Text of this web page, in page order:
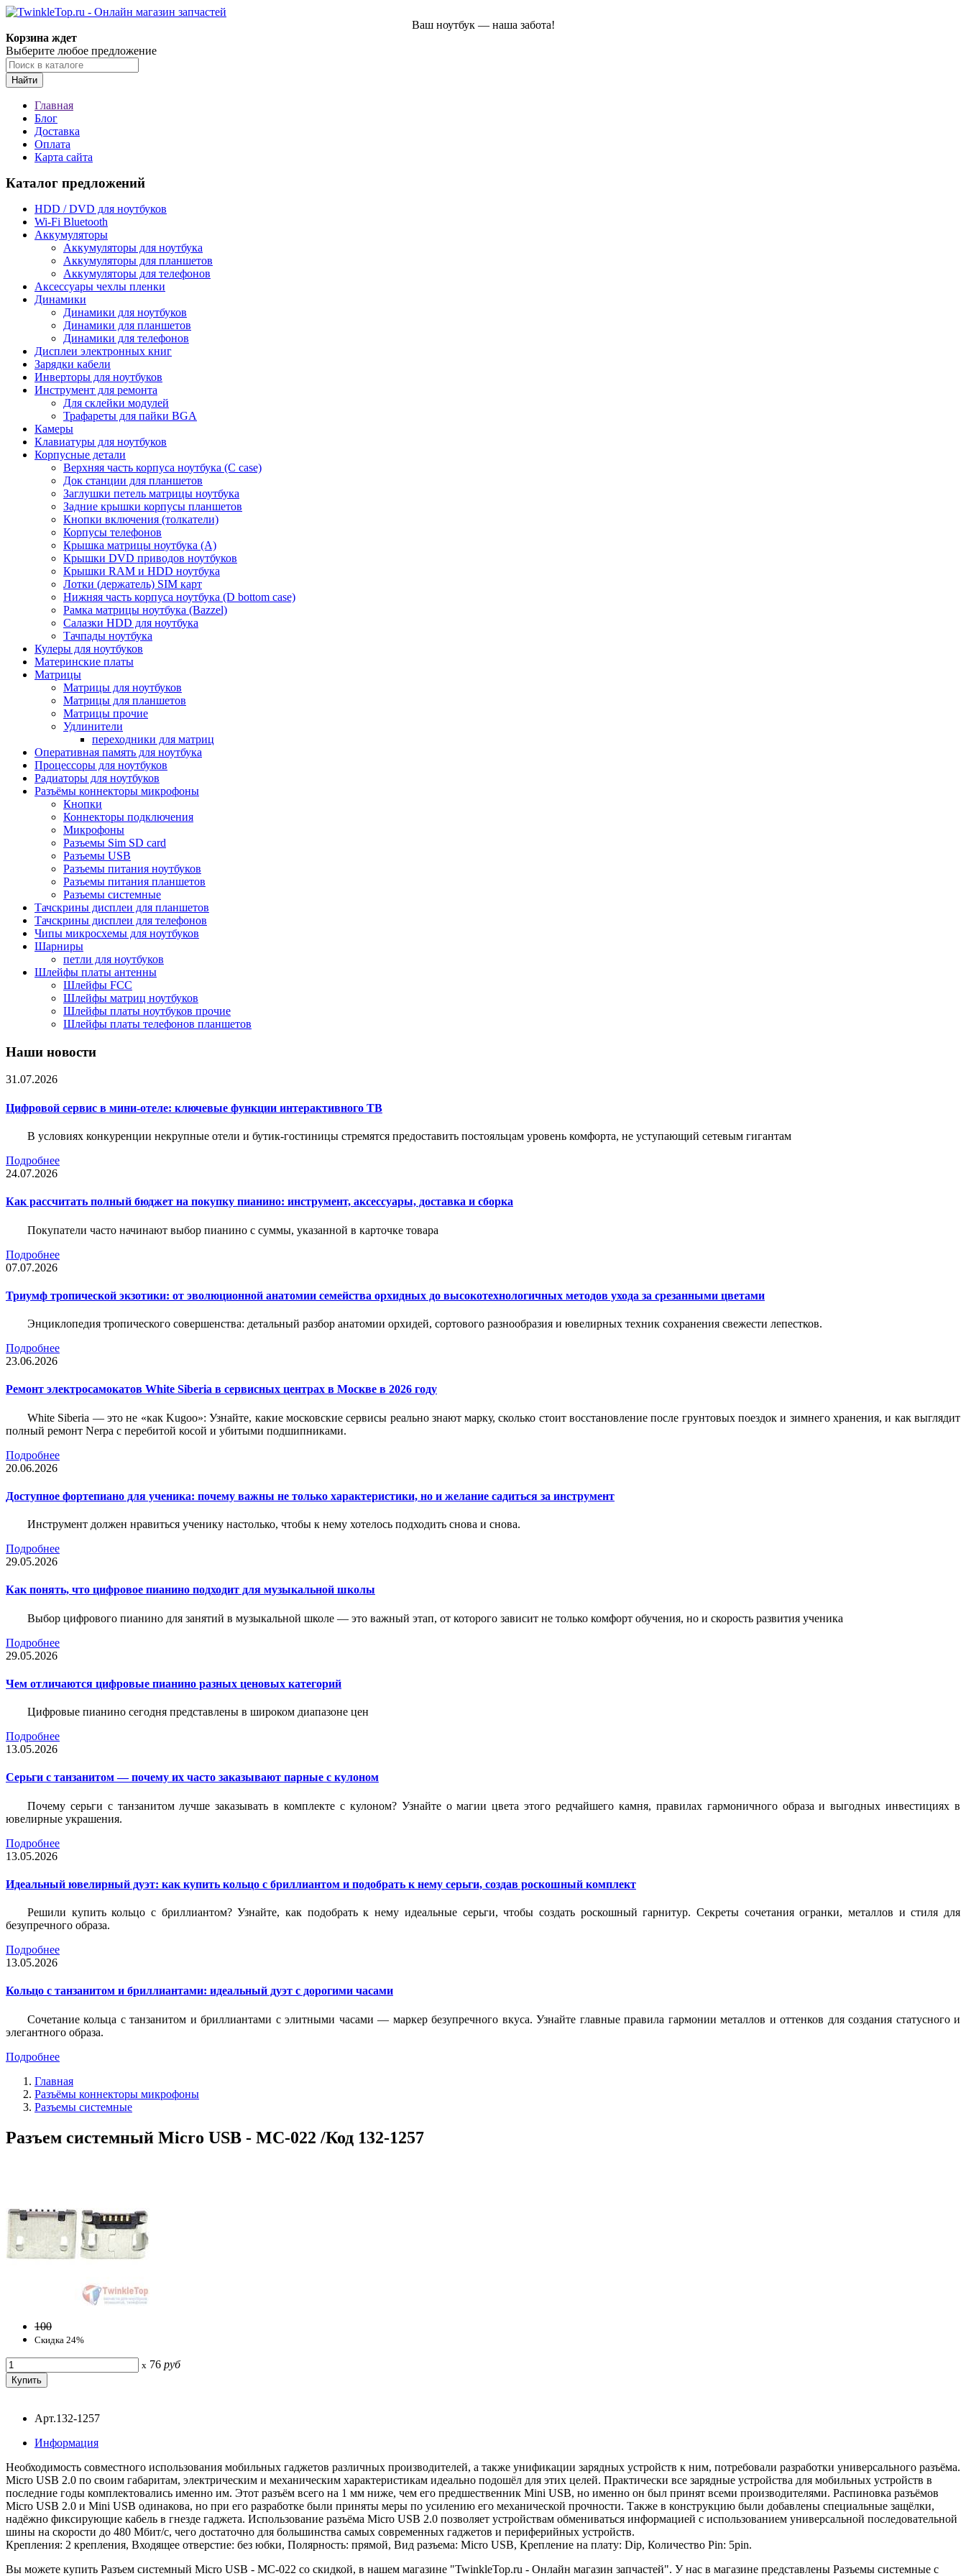
Ваш ноутбук — наша забота!
Корзина ждет
Выберите любое предложение
Найти
Главная
Блог
Доставка
Оплата
Карта сайта
Каталог предложений
HDD / DVD для ноутбуков
Wi-Fi Bluetooth
Аккумуляторы
Аккумуляторы для ноутбука
Аккумуляторы для планшетов
Аккумуляторы для телефонов
Аксессуары чехлы пленки
Динамики
Динамики для ноутбуков
Динамики для планшетов
Динамики для телефонов
Дисплеи электронных книг
Зарядки кабели
Инверторы для ноутбуков
Инструмент для ремонта
Для склейки модулей
Трафареты для пайки BGA
Камеры
Клавиатуры для ноутбуков
Корпусные детали
Верхняя часть корпуса ноутбука (С case)
Док станции для планшетов
Заглушки петель матрицы ноутбука
Задние крышки корпусы планшетов
Кнопки включения (толкатели)
Корпусы телефонов
Крышка матрицы ноутбука (A)
Крышки DVD приводов ноутбуков
Крышки RAM и HDD ноутбука
Лотки (держатель) SIM карт
Нижняя часть корпуса ноутбука (D bottom case)
Рамка матрицы ноутбука (Bazzel)
Салазки HDD для ноутбука
Тачпады ноутбука
Кулеры для ноутбуков
Материнские платы
Матрицы
Матрицы для ноутбуков
Матрицы для планшетов
Матрицы прочие
Удлинители
переходники для матриц
Оперативная память для ноутбука
Процессоры для ноутбуков
Радиаторы для ноутбуков
Разъёмы коннекторы микрофоны
Кнопки
Коннекторы подключения
Микрофоны
Разъемы Sim SD card
Разъемы USB
Разъемы питания ноутбуков
Разъемы питания планшетов
Разъемы системные
Тачскрины дисплеи для планшетов
Тачскрины дисплеи для телефонов
Чипы микросхемы для ноутбуков
Шарниры
петли для ноутбуков
Шлейфы платы антенны
Шлейфы FCC
Шлейфы матриц ноутбуков
Шлейфы платы ноутбуков прочие
Шлейфы платы телефонов планшетов
Наши новости
31.07.2026
Цифровой сервис в мини-отеле: ключевые функции интерактивного ТВ
В условиях конкуренции некрупные отели и бутик-гостиницы стремятся предоставить постояльцам уровень комфорта, не уступающий сетевым гигантам
Подробнее
24.07.2026
Как рассчитать полный бюджет на покупку пианино: инструмент, аксессуары, доставка и сборка
Покупатели часто начинают выбор пианино с суммы, указанной в карточке товара
Подробнее
07.07.2026
Триумф тропической экзотики: от эволюционной анатомии семейства орхидных до высокотехнологичных методов ухода за срезанными цветами
Энциклопедия тропического совершенства: детальный разбор анатомии орхидей, сортового разнообразия и ювелирных техник сохранения свежести лепестков.
Подробнее
23.06.2026
Ремонт электросамокатов White Siberia в сервисных центрах в Москве в 2026 году
White Siberia — это не «как Kugoo»: Узнайте, какие московские сервисы реально знают марку, сколько стоит восстановление после грунтовых поездок и зимнего хранения, и как выглядит
полный ремонт Nerpa с перебитой косой и убитыми подшипниками.
Подробнее
20.06.2026
Доступное фортепиано для ученика: почему важны не только характеристики, но и желание садиться за инструмент
Инструмент должен нравиться ученику настолько, чтобы к нему хотелось подходить снова и снова.
Подробнее
29.05.2026
Как понять, что цифровое пианино подходит для музыкальной школы
Выбор цифрового пианино для занятий в музыкальной школе — это важный этап, от которого зависит не только комфорт обучения, но и скорость развития ученика
Подробнее
29.05.2026
Чем отличаются цифровые пианино разных ценовых категорий
Цифровые пианино сегодня представлены в широком диапазоне цен
Подробнее
13.05.2026
Серьги с танзанитом — почему их часто заказывают парные с кулоном
Почему серьги с танзанитом лучше заказывать в комплекте с кулоном? Узнайте о магии цвета этого редчайшего камня, правилах гармоничного образа и выгодных инвестициях в
ювелирные украшения.
Подробнее
13.05.2026
Идеальный ювелирный дуэт: как купить кольцо с бриллиантом и подобрать к нему серьги, создав роскошный комплект
Решили купить кольцо с бриллиантом? Узнайте, как подобрать к нему идеальные серьги, чтобы создать роскошный гарнитур. Секреты сочетания огранки, металлов и стиля для
безупречного образа.
Подробнее
13.05.2026
Кольцо с танзанитом и бриллиантами: идеальный дуэт с дорогими часами
Сочетание кольца с танзанитом и бриллиантами с элитными часами — маркер безупречного вкуса. Узнайте главные правила гармонии металлов и оттенков для создания статусного и
элегантного образа.
Подробнее
Главная
Разъёмы коннекторы микрофоны
Разъемы системные
Разъем системный Micro USB - MC-022 /Код 132-1257
100
Скидка 24%
x 76 руб
Арт.132-1257
Информация
Необходимость совместного использования мобильных гаджетов различных производителей, а также унификации зарядных устройств к ним, потребовали разработки универсального разъёма.
Мicro USB 2.0 по своим габаритам, электрическим и механическим характеристикам идеально подошёл для этих целей. Практически все зарядные устройства для мобильных устройств в
последние годы комплектовались именно им. Этот разъём всего на 1 мм ниже, чем его предшественник Mini USB, но именно он был принят всеми производителями. Распиновка разъёмов
Мicro USB 2.0 и Mini USB одинакова, но при его разработке были приняты меры по усилению его механической прочности. Также в конструкцию были добавлены специальные защёлки,
надёжно фиксирующие кабель в гнезде гаджета. Использование разъёма Мicro USB 2.0 позволяет устройствам обмениваться информацией с использованием универсальной последовательной
шины на скорости до 480 Мбит/с, чего достаточно для большинства самых современных гаджетов и периферийных устройств.
Крепления: 2 крепления, Входящее отверстие: без юбки, Полярность: прямой, Вид разъема: Micro USB, Крепление на плату: Dip, Количество Pin: 5pin.
Вы можете купить Разъем системный Micro USB - MC-022 со скидкой, в нашем магазине "TwinkleTop.ru - Онлайн магазин запчастей". У нас в магазине представлены Разъемы системные с